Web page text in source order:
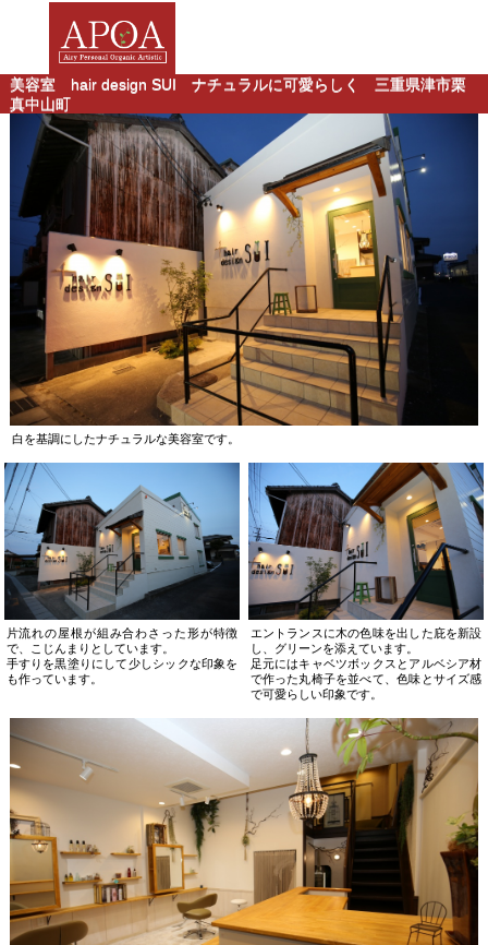
美容室 hair design SUI ナチュラルに可愛らしく 三重県津市栗
真中山町
白を基調にしたナチュラルな美容室です。
片流れの屋根が組み合わさった形が特徴
で、こじんまりとしています。
手すりを黒塗りにして少しシックな印象を
も作っています。
エントランスに木の色味を出した庇を新設
し、グリーンを添えています。
足元にはキャベツボックスとアルベシア材
で作った丸椅子を並べて、色味とサイズ感
で可愛らしい印象です。